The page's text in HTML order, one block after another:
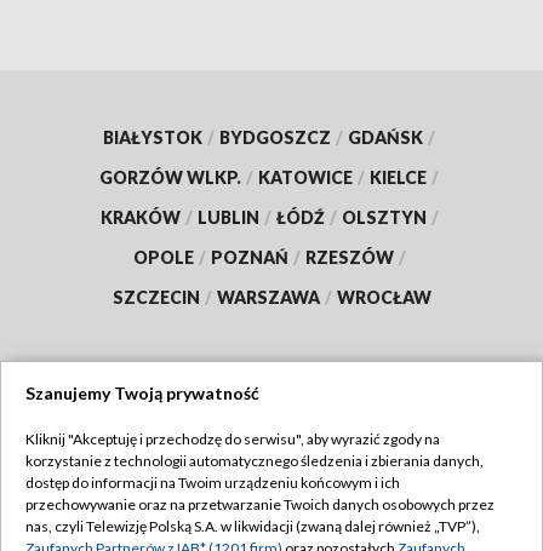
BIAŁYSTOK / BYDGOSZCZ / GDAŃSK /
GORZÓW WLKP. / KATOWICE / KIELCE /
KRAKÓW / LUBLIN / ŁÓDŹ / OLSZTYN /
OPOLE / POZNAŃ / RZESZÓW /
SZCZECIN / WARSZAWA / WROCŁAW
TVP
Abonament TVP
Emisja w TVP
Regulamin TVP
Szanujemy Twoją prywatność
Kliknij "Akceptuję i przechodzę do serwisu", aby wyrazić zgody na
korzystanie z technologii automatycznego śledzenia i zbierania danych,
dostęp do informacji na Twoim urządzeniu końcowym i ich
przechowywanie oraz na przetwarzanie Twoich danych osobowych przez
nas, czyli Telewizję Polską S.A. w likwidacji (zwaną dalej również „TVP”),